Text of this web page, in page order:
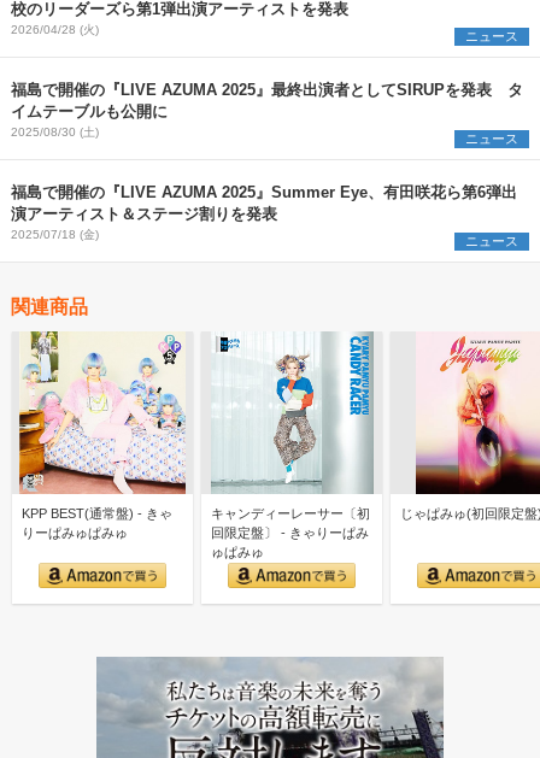
校のリーダーズら第1弾出演アーティストを発表
2026/04/28 (火) ニュース
福島で開催の『LIVE AZUMA 2025』最終出演者としてSIRUPを発表 タ
イムテーブルも公開に
2025/08/30 (土) ニュース
福島で開催の『LIVE AZUMA 2025』Summer Eye、有田咲花ら第6弾出
演アーティスト＆ステージ割りを発表
2025/07/18 (金) ニュース
関連商品
KPP BEST(通常盤) - きゃ
りーぱみゅぱみゅ
キャンディーレーサー〔初
回限定盤〕 - きゃりーぱみ
ゅぱみゅ
じゃぱみゅ(初回限定盤